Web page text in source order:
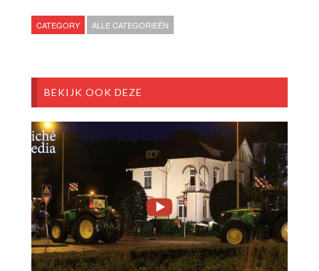
CATEGORY ALLE CATEGORIEËN
BEKIJK OOK DEZE